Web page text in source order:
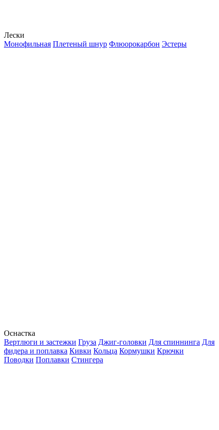
Лески
Монофильная Плетеный шнур Флюорокарбон Эстеры
Оснастка
Вертлюги и застежки Груза Джиг-головки Для спиннинга Для
фидера и поплавка Кивки Кольца Кормушки Крючки
Поводки Поплавки Стингера